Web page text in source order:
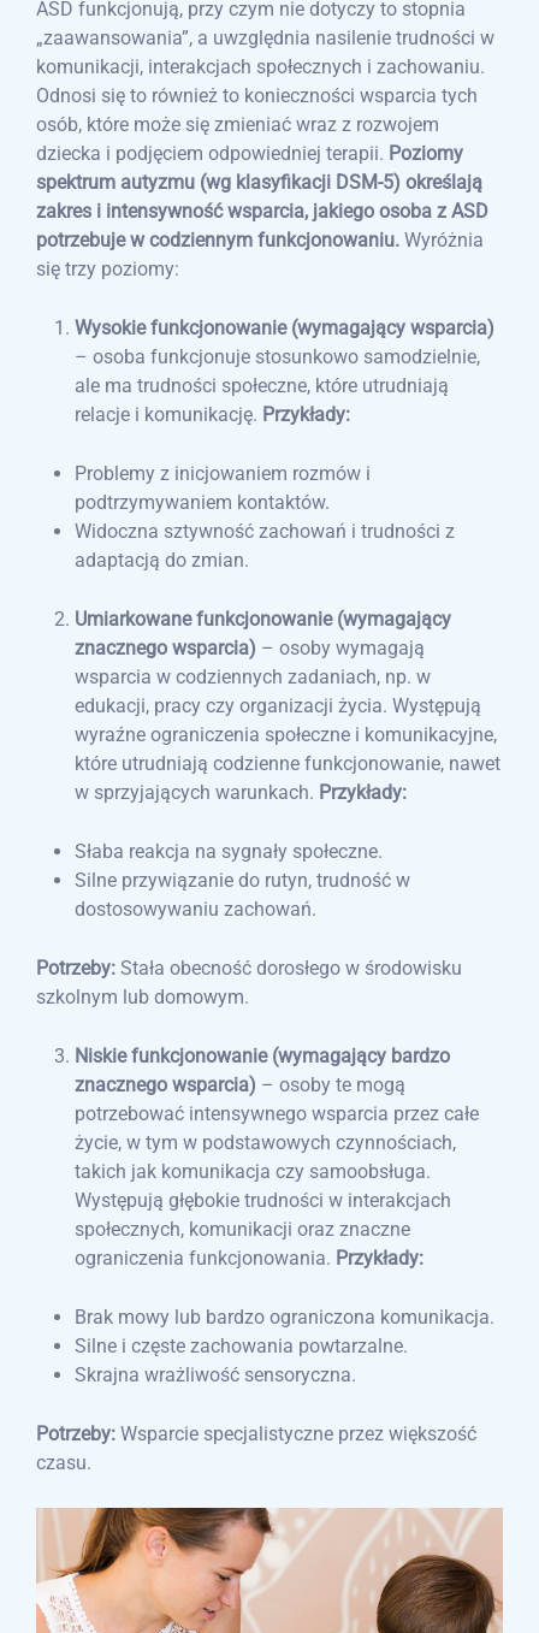
ASD funkcjonują, przy czym nie dotyczy to stopnia
„zaawansowania”, a uwzględnia nasilenie trudności w
komunikacji, interakcjach społecznych i zachowaniu.
Odnosi się to również to konieczności wsparcia tych
osób, które może się zmieniać wraz z rozwojem
dziecka i podjęciem odpowiedniej terapii. Poziomy
spektrum autyzmu (wg klasyfikacji DSM-5) określają
zakres i intensywność wsparcia, jakiego osoba z ASD
potrzebuje w codziennym funkcjonowaniu. Wyróżnia
się trzy poziomy:
Wysokie funkcjonowanie (wymagający wsparcia)
– osoba funkcjonuje stosunkowo samodzielnie,
ale ma trudności społeczne, które utrudniają
relacje i komunikację. Przykłady:
Problemy z inicjowaniem rozmów i
podtrzymywaniem kontaktów.
Widoczna sztywność zachowań i trudności z
adaptacją do zmian.
Umiarkowane funkcjonowanie (wymagający
znacznego wsparcia) – osoby wymagają
wsparcia w codziennych zadaniach, np. w
edukacji, pracy czy organizacji życia. Występują
wyraźne ograniczenia społeczne i komunikacyjne,
które utrudniają codzienne funkcjonowanie, nawet
w sprzyjających warunkach. Przykłady:
Słaba reakcja na sygnały społeczne.
Silne przywiązanie do rutyn, trudność w
dostosowywaniu zachowań.
Potrzeby: Stała obecność dorosłego w środowisku
szkolnym lub domowym.
Niskie funkcjonowanie (wymagający bardzo
znacznego wsparcia) – osoby te mogą
potrzebować intensywnego wsparcia przez całe
życie, w tym w podstawowych czynnościach,
takich jak komunikacja czy samoobsługa.
Występują głębokie trudności w interakcjach
społecznych, komunikacji oraz znaczne
ograniczenia funkcjonowania. Przykłady:
Brak mowy lub bardzo ograniczona komunikacja.
Silne i częste zachowania powtarzalne.
Skrajna wrażliwość sensoryczna.
Potrzeby: Wsparcie specjalistyczne przez większość
czasu.